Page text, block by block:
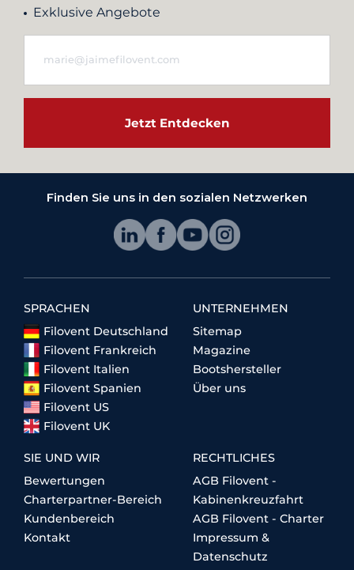
Exklusive Angebote
Jetzt Entdecken
Finden Sie uns in den sozialen Netzwerken
SPRACHEN
Filovent Deutschland
Filovent Frankreich
Filovent Italien
Filovent Spanien
Filovent US
Filovent UK
UNTERNEHMEN
Sitemap
Magazine
Bootshersteller
Über uns
SIE UND WIR
Bewertungen
Charterpartner-Bereich
Kundenbereich
Kontakt
RECHTLICHES
AGB Filovent -
Kabinenkreuzfahrt
AGB Filovent - Charter
Impressum &
Datenschutz